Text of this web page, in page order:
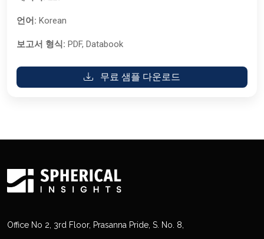
언어: Korean
보고서 형식: PDF, Databook
무료 샘플 다운로드
Office No 2, 3rd Floor, Prasanna Pride, S. No. 8,